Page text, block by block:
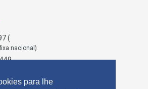
para lhe
(
nacional)